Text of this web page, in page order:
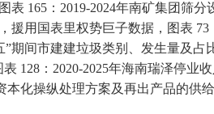
165：2019-2024年南矿集团筛
援用国表里权势巨子数据，图表
期间市建建垃圾类别、发生量及占
128：2020-2025年海南瑞泽停业
化操纵处理方案及再出产品的供给